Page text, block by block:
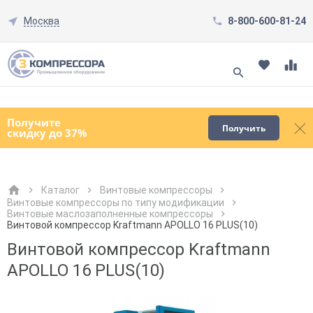
Москва 8-800-600-81-24
Получите
скидку до 37% Получить
Смотреть все товары
Каталог
Винтовые компрессоры
Винтовые компрессоры по типу модификации
Винтовые маслозаполненные компрессоры
Винтовой компрессор Kraftmann APOLLO 16 PLUS(10)
Винтовой компрессор Kraftmann
APOLLO 16 PLUS(10)
Как к Вам обращаться?
Телефон
Как к Вам обращаться?
Телефон
Город доставки
Как к Вам обращаться?
Как к Вам обращаться?
Телефон